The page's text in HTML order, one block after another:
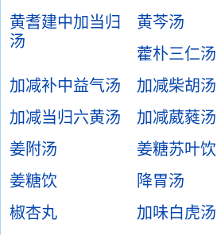
黄耆建中加当归
汤
黄芩汤
藿朴三仁汤
加减补中益气汤
加减柴胡汤
加减当归六黄汤
加减葳蕤汤
姜附汤
姜糖苏叶饮
姜糖饮
降胃汤
椒杏丸
加味白虎汤